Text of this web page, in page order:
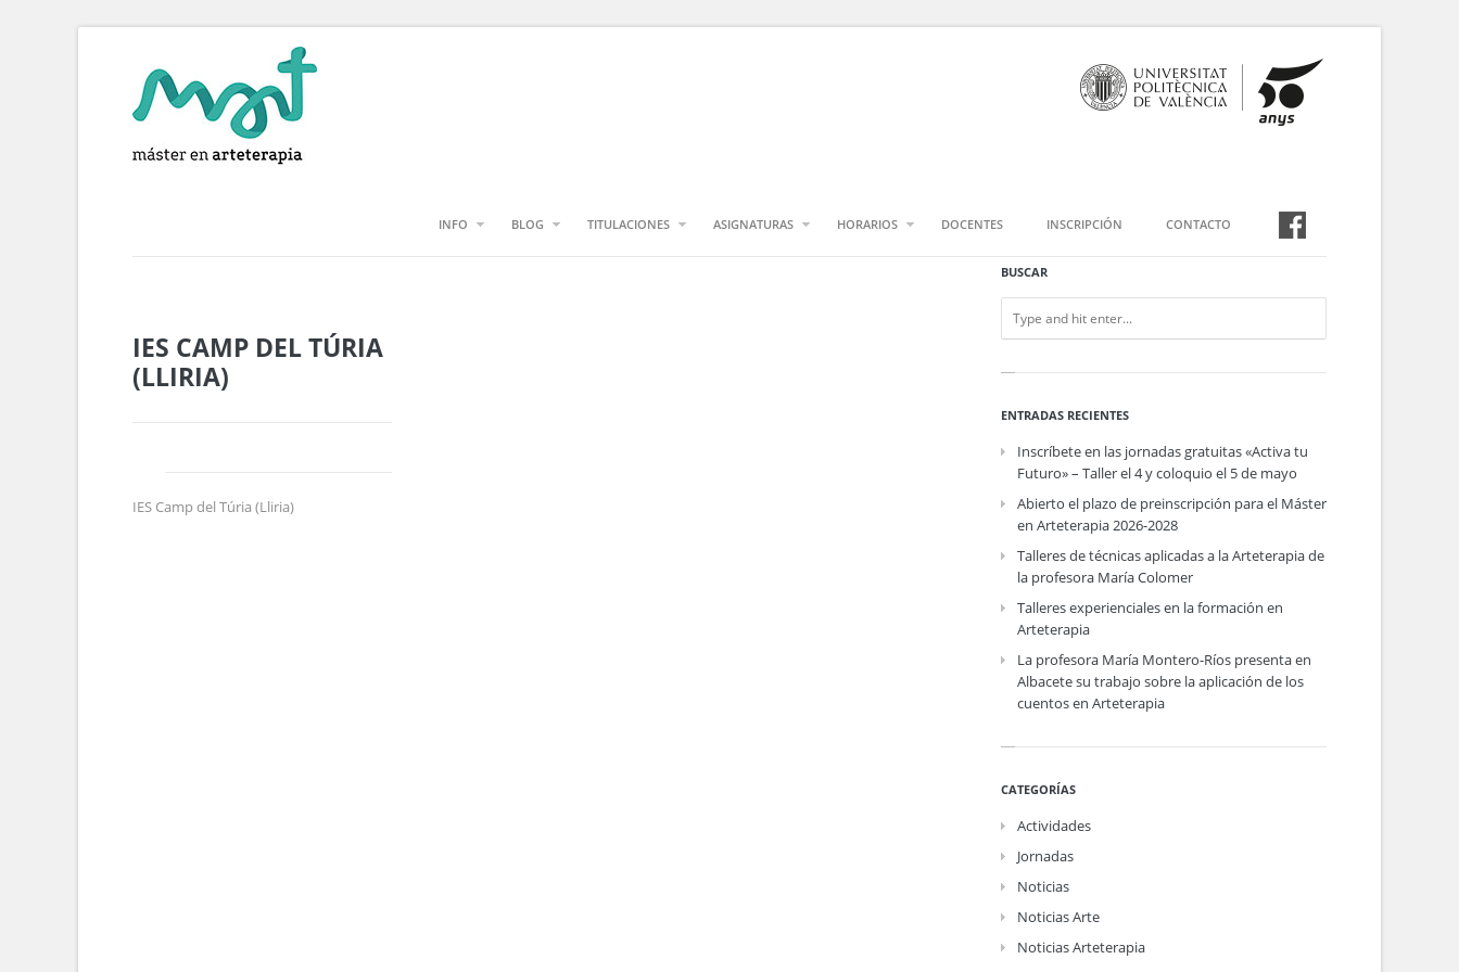
INFO BLOG TITULACIONES ASIGNATURAS HORARIOS DOCENTES INSCRIPCIÓN CONTACTO
IES CAMP DEL TÚRIA
(LLIRIA)
IES Camp del Túria (Lliria)
BUSCAR
ENTRADAS RECIENTES
Inscríbete en las jornadas gratuitas «Activa tu
Futuro» – Taller el 4 y coloquio el 5 de mayo
Abierto el plazo de preinscripción para el Máster
en Arteterapia 2026-2028
Talleres de técnicas aplicadas a la Arteterapia de
la profesora María Colomer
Talleres experienciales en la formación en
Arteterapia
La profesora María Montero-Ríos presenta en
Albacete su trabajo sobre la aplicación de los
cuentos en Arteterapia
CATEGORÍAS
Actividades
Jornadas
Noticias
Noticias Arte
Noticias Arteterapia